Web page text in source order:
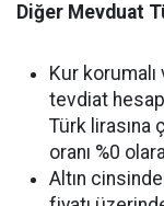
Diğer Mevduat
Kur
tevdiat
Türk lirasına
oranı %0
Altın